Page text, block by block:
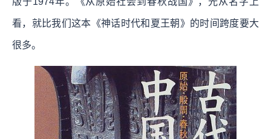
看，就比我们这本《神话时代和夏王朝》的时间跨度要大
很多。